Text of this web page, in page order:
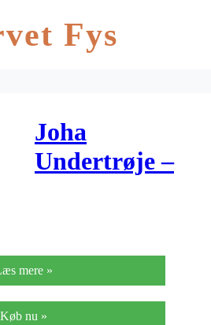
Fys
Joha
Undertrøje –
mere »
Køb nu »